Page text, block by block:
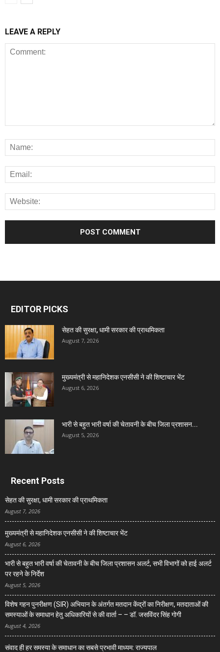
LEAVE A REPLY
EDITOR PICKS
सेहत की सुरक्षा, धामी सरकार की प्राथमिकता
August 7, 2026
मुख्यमंत्री से महानिदेशक एनसीसी ने की शिष्टाचार भेंट
August 6, 2026
भारी से बहुत भारी वर्षा की चेतावनी के बीच जिला प्रशासन...
August 5, 2026
Recent Posts
सेहत की सुरक्षा, धामी सरकार की प्राथमिकता
August 7, 2026
मुख्यमंत्री से महानिदेशक एनसीसी ने की शिष्टाचार भेंट
August 6, 2026
भारी से बहुत भारी वर्षा की चेतावनी के बीच जिला प्रशासन अलर्ट, सभी विभागों को हाई अलर्ट
पर रहने के निर्देश
August 5, 2026
विशेष गहन पुनरीक्षण (SIR) अभियान के अंतर्गत मतदान केंद्रों का निरीक्षण, मतदाताओं की
समस्याओं के समाधान हेतु अधिकारियों से की वार्ता – – डॉ. जसविंदर सिंह गोगी
August 4, 2026
संवाद ही हर समस्या के समाधान का सबसे प्रभावी माध्यम: राज्यपाल